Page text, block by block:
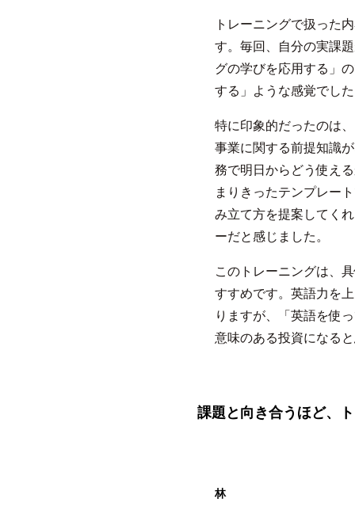
トレーニングで扱った
す。毎回、自分の実課
グの学びを応用する」
する」ような感覚でし
特に印象的だったのは
事業に関する前提知識
務で明日からどう使え
まりきったテンプレー
み立て方を提案してく
ーだと感じました。
このトレーニングは、
すすめです。英語力を
りますが、「英語を使
意味のある投資になる
課題と向き合うほど、
林